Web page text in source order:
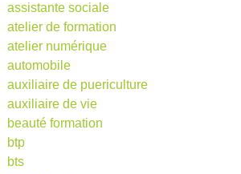
assistante sociale
atelier de formation
atelier numérique
automobile
auxiliaire de puericulture
auxiliaire de vie
beauté formation
btp
bts